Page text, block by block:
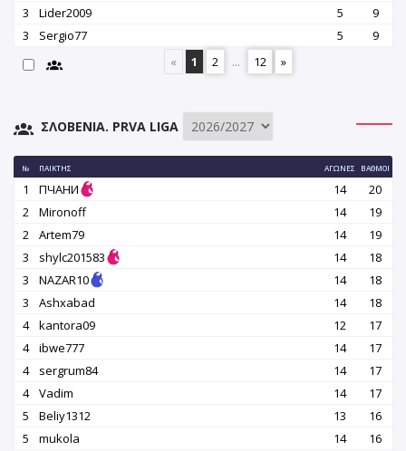
3 Lider2009 5
9
3
Sergio77 5
9
«
1 2 ... 12 »
ΣΛΟΒΕΝΊΑ. PRVA LIGA
№ ΠΑΊΚΤΗΣ ΑΓΏΝΕΣ ΒΑΘΜΟΊ
1 ПЧАНИ 14
20
2
Mironoff 14
19
2
Artem79 14
19
3
shylc201583 14
18
3
NAZAR10 14
18
3
Ashxabad 14
18
4
kantora09 12
17
4
ibwe777 14
17
4
sergrum84 14
17
4
Vadim 14
17
5
Beliy1312 13
16
5
mukola 14
16